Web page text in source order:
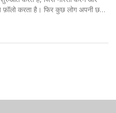
करता है। फिर कुछ लोग अपनी छत